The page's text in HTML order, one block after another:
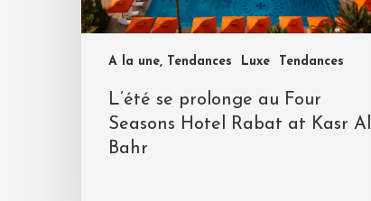
A la une, Tendances Luxe Tendances
L’été se prolonge au Four
Seasons Hotel Rabat at Kasr Al
Bahr